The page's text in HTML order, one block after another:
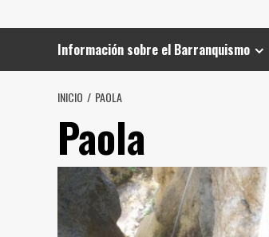
Información sobre el Barranquismo
INICIO PAOLA
Paola